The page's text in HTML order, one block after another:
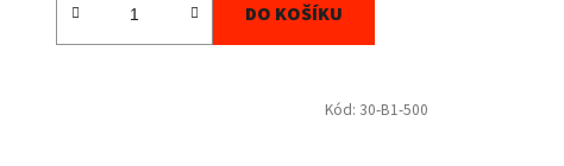
DO KOŠÍKU
Kód: 30-B1-500